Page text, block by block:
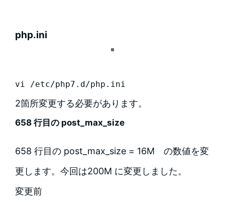
php.ini
vi /etc/php7.d/php.ini
2箇所変更する必要があります。
658 行目の post_max_size
658 行目の post_max_size = 16M の数値を変
更します。今回は200M に変更しました。
変更前